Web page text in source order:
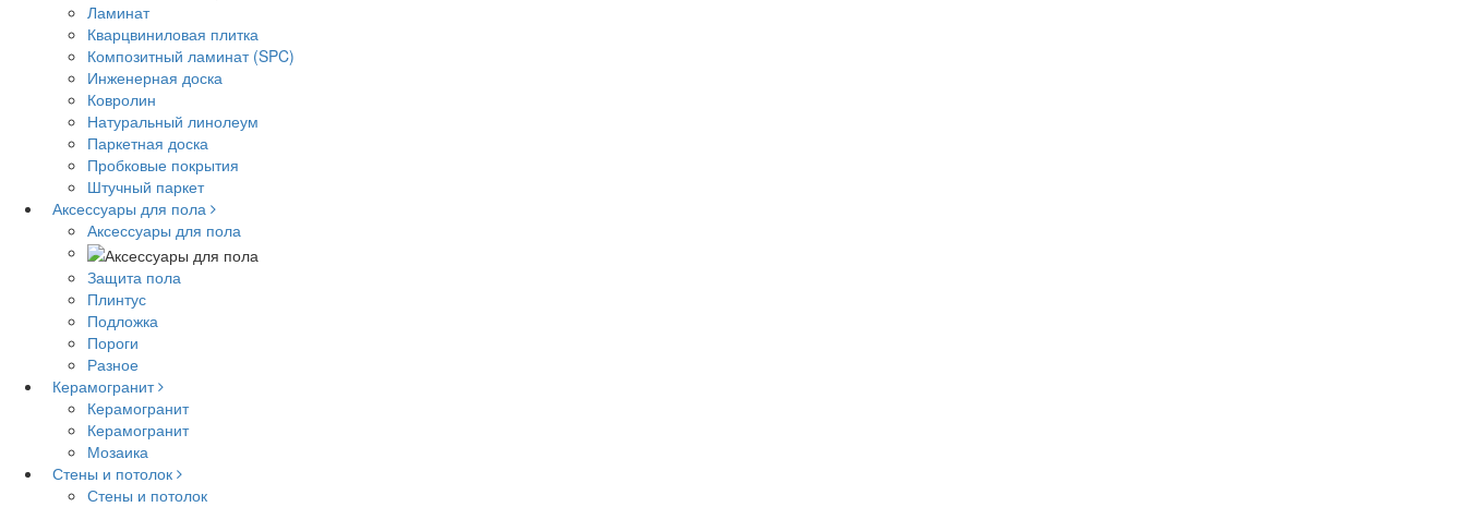
Ламинат
Кварцвиниловая плитка
Композитный ламинат (SPC)
Инженерная доска
Ковролин
Натуральный линолеум
Паркетная доска
Пробковые покрытия
Штучный паркет
Аксессуары для пола
Аксессуары для пола
Защита пола
Плинтус
Подложка
Пороги
Разное
Керамогранит
Керамогранит
Керамогранит
Мозаика
Стены и потолок
Стены и потолок